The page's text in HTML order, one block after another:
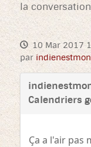
la
10 Mar 2017
par
Calendriers
Ça a l'air pas